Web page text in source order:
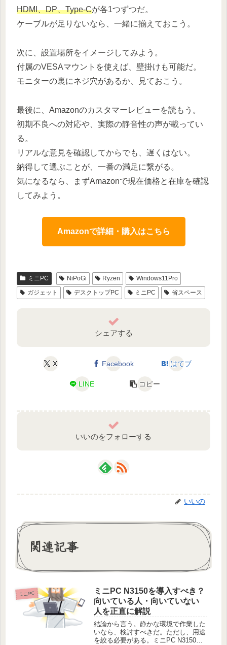
HDMI、DP、Type-Cが各1つずつだ。
ケーブルが足りないなら、一緒に揃えておこう。
次に、設置場所をイメージしてみよう。
付属のVESAマウントを使えば、壁掛けも可能だ。
モニターの裏にネジ穴があるか、見ておこう。
最後に、Amazonのカスタマーレビューを読もう。
初期不良への対応や、実際の静音性の声が載ってい
る。
リアルな意見を確認してからでも、遅くはない。
納得して選ぶことが、一番の満足に繋がる。
気になるなら、まずAmazonで現在価格と在庫を確認
してみよう。
Amazonで詳細・購入はこちら
ミニPC NiPoGi Ryzen
Windows11Pro
ガジェット
デスクトップPC ミニPC 省スペース
シェアする
X Facebook はてブ
LINE コピー
いいのをフォローする
いいの
関連記事
ミニPC
ミニPC N3150を導入すべき？
向いている人・向いていない
人を正直に解説
結論から言う。静かな環境で作業した
いなら、検討すべきだ。ただし、用途
を絞る必要がある。ミニPC N3150